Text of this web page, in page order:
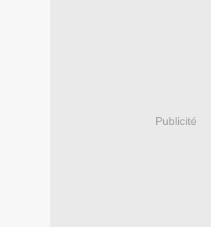
Publicité